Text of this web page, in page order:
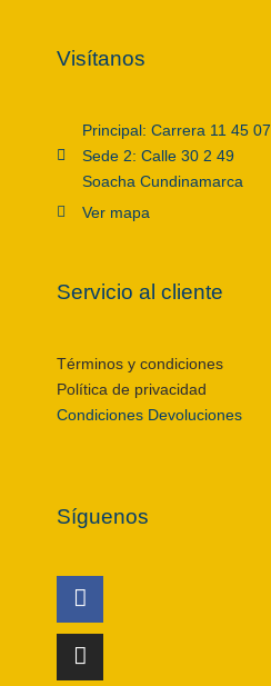
Visítanos
Principal: Carrera 11 45 07
Sede 2: Calle 30 2 49
Soacha Cundinamarca
Ver mapa
Servicio al cliente
Términos y condiciones
Política de privacidad
Condiciones Devoluciones
Síguenos